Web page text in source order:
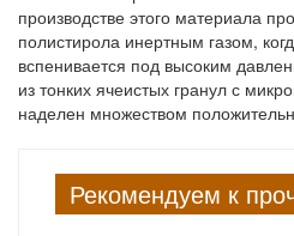
производстве этого материала
полистирола инертным газом,
вспенивается под высоким
из тонких ячеистых гранул с
наделен множеством
Рекомендуем к